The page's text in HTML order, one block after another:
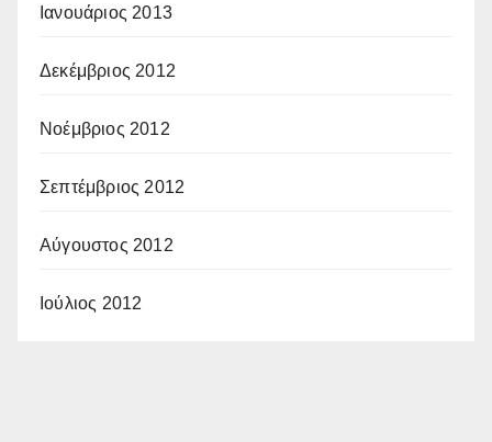
Ιανουάριος 2013
Δεκέμβριος 2012
Νοέμβριος 2012
Σεπτέμβριος 2012
Αύγουστος 2012
Ιούλιος 2012